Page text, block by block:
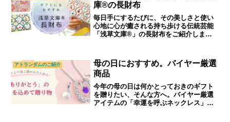
庫®の長財布
毎日手にするたびに、その美しさと使い
心地に心が癒される持ち歩ける伝統芸能
「浅草文庫®」の長財布をご紹介しま
アトランダムのご紹介
母の日におすすめ。バイヤー厳選
商品
今年の母の日は何かとっておきのギフト
を贈りたい、そんな方へ。バイヤー厳選
アイテムの「幸運を呼ぶネックレス」を